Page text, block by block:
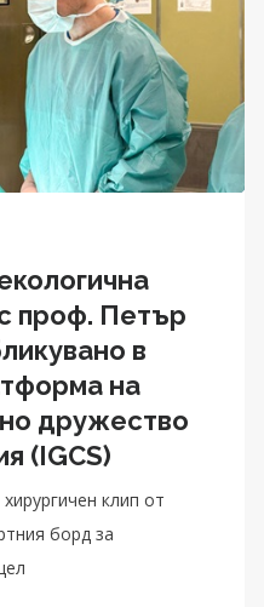
проф. Петър
в
на
дружество
(IGCS)
клип от
борд за